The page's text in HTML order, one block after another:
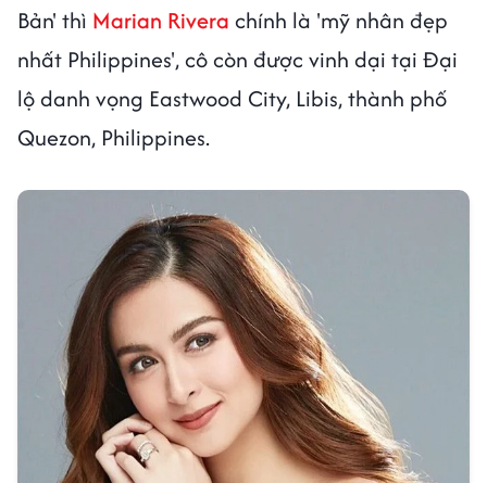
Bản' thì Marian Rivera chính là 'mỹ nhân đẹp
nhất Philippines', cô còn được vinh dại tại Đại
lộ danh vọng Eastwood City, Libis, thành phố
Quezon, Philippines.